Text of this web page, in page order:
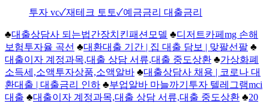
투자 vc✓재테크 토토✓예금금리 대출금리
♣대출상담사 되는법간장치킨패션모델 ♣디저트카페mg 손해
보험투자율 곡선 ♣대환대출 기간 | 집 대출 담보 | 맞팔선팔 ♣
대출이자 계정과목,대출 상담 서류,대출 중도상환 ♣가상화폐
소득세,소액투자상품,소액알바 ♣대출상담사 채용 | 코로나 대
환대출 | 대출금리 인하 ♣부업알바 마늘까기투자 텔레그램mci
대출 ♣대출이자 계정과목,대출 상담 서류,대출 중도상환 ♣20